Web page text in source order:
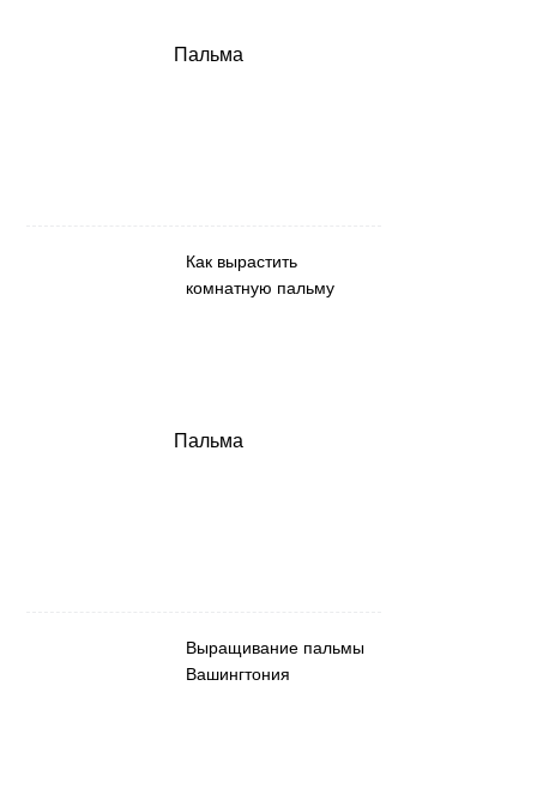
Пальма
Как вырастить
комнатную пальму
Пальма
Выращивание пальмы
Вашингтония